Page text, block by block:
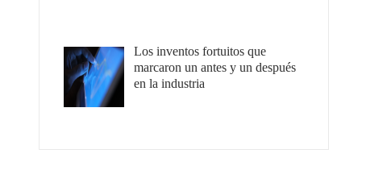
Los inventos fortuitos que
marcaron un antes y un después
en la industria